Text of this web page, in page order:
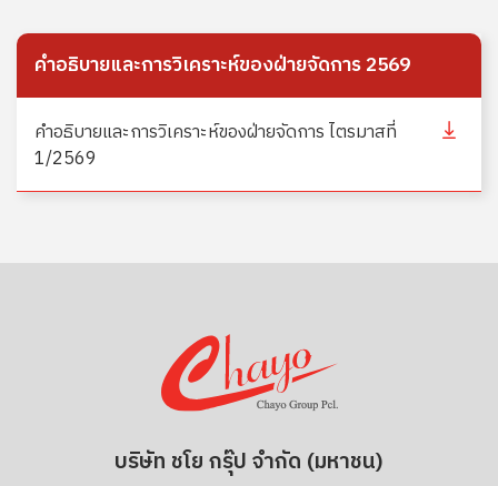
คำอธิบายและการวิเคราะห์ของฝ่ายจัดการ 2569
คำอธิบายและการวิเคราะห์ของฝ่ายจัดการ ไตรมาสที่
1/2569
บริษัท ชโย กรุ๊ป จำกัด (มหาชน)